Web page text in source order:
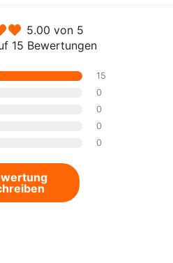
5.00 von 5
15 Bewertungen
15
0
0
0
0